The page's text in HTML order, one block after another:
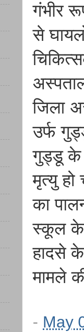
गंभीर
से
जिला
उर्फ
गुड्डू के
मृत्यु
का
स्कूल के
हादसे
मामले
- May